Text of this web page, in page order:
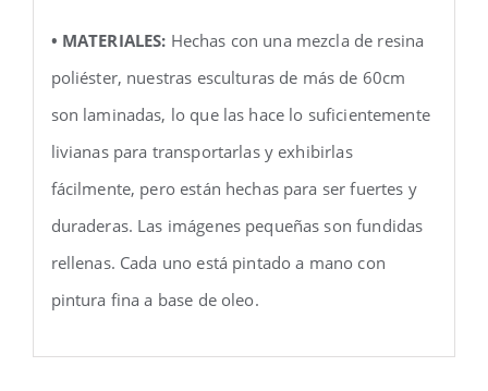
• MATERIALES: Hechas con una mezcla de resina
poliéster, nuestras esculturas de más de 60cm
son laminadas, lo que las hace lo suficientemente
livianas para transportarlas y exhibirlas
fácilmente, pero están hechas para ser fuertes y
duraderas. Las imágenes pequeñas son fundidas
rellenas. Cada uno está pintado a mano con
pintura fina a base de oleo.